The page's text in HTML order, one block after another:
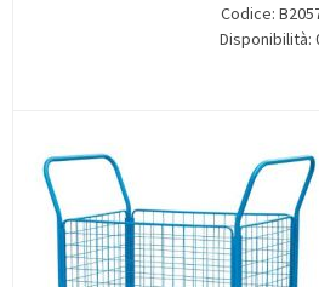
Codice:
Disponibilità: